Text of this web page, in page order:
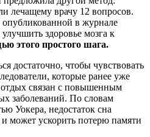
лечащему врачу 12 вопросов.
опубликованной в журнале
здоровье мозга к
этого простого шага.
достаточно, чтобы чувствовать
которые ранее уже
связан с повышенным
заболеваний. По словам
Уокера, недостаток сна
и может ускорить потерю памяти